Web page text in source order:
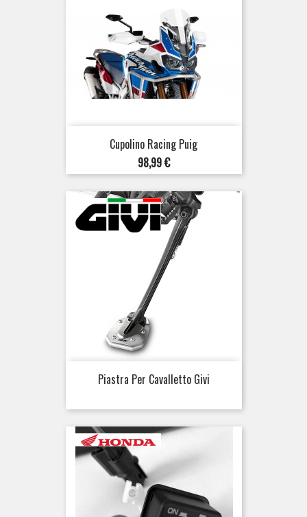
Cupolino Racing Puig
Prezzo
98,99 €
Piastra Per Cavalletto Givi